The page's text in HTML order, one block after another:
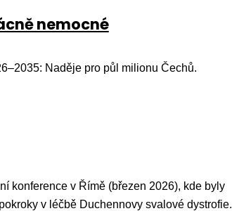
nemocné
Naděje pro půl milionu Čechů.
konference v Římě (březen 2026), kde byly
v léčbě Duchennovy svalové dystrofie.